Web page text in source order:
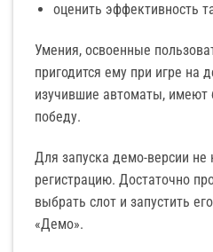
оценить эффективность
Умения, освоенные
пригодится ему при игре на
изучившие автоматы,
победу.
Для запуска демо-версии не
регистрацию. Достаточно
выбрать слот и запустить
«Демо».